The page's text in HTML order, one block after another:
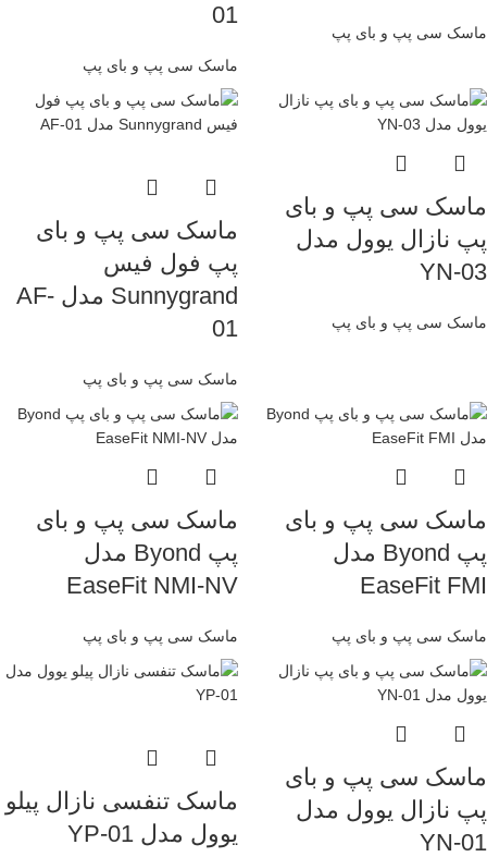
ماسک سی پپ و بای پپ
01
ماسک سی پپ و بای پپ
ماسک سی پپ و بای
پپ نازال یوول مدل
YN-03
ماسک سی پپ و بای پپ
ماسک سی پپ و بای
پپ فول فیس
Sunnygrand مدل AF-
01
ماسک سی پپ و بای پپ
ماسک سی پپ و بای
پپ Byond مدل
EaseFit FMI
ماسک سی پپ و بای پپ
ماسک سی پپ و بای
پپ Byond مدل
EaseFit NMI-NV
ماسک سی پپ و بای پپ
ماسک سی پپ و بای
پپ نازال یوول مدل
YN-01
ماسک تنفسی نازال پیلو
یوول مدل YP-01